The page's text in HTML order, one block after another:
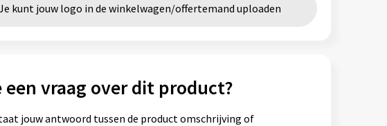
kunt jouw logo in de winkelwagen/offertemand uploaden
een vraag over dit product?
jouw antwoord tussen de product omschrijving of